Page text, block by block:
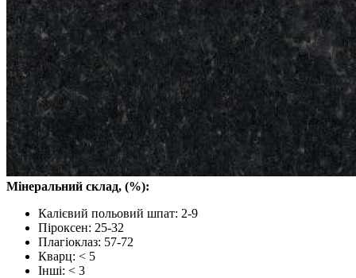
Мінеральний склад, (%):
Калієвий польовий шпат: 2-9
Піроксен: 25-32
Плагіоклаз: 57-72
Кварц: < 5
Інші: < 3